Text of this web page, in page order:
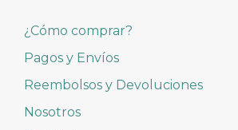
¿Cómo comprar?
Pagos y Envíos
Reembolsos y Devoluciones
Nosotros